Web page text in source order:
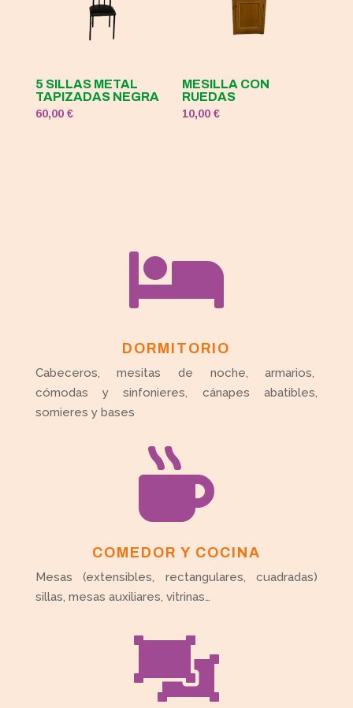
5 SILLAS METAL
TAPIZADAS NEGRA
60,00 €
MESILLA CON
RUEDAS
10,00€

DORMITORIO
Cabeceros, mesitas de noche, armarios,
cómodas y sinfonieres, cánapes abatibles,
somieres y bases

COMEDOR Y COCINA
Mesas (extensibles, rectangulares, cuadradas)
sillas, mesas auxiliares, vitrinas…
